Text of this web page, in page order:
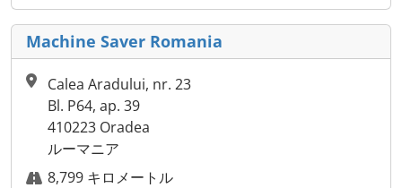
Machine Saver Romania
Calea Aradului, nr. 23
Bl. P64, ap. 39
410223 Oradea
ルーマニア
8,799 キロメートル